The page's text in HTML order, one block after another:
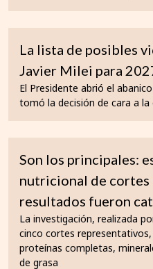
La lista de posibles
Javier Milei para
El Presidente abrió el
tomó la decisión de cara a la
Son los principales:
nutricional de cortes
resultados fueron
La investigación, realizada
cinco cortes
proteínas completas,
de grasa